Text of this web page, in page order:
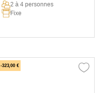
2 à 4 personnes
Fixe
-323,00 €